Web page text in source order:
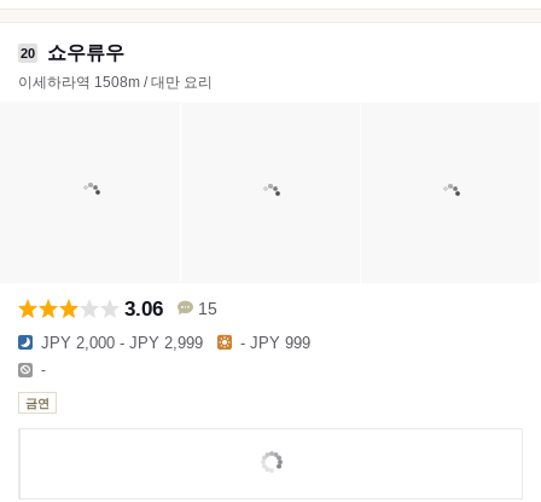
20 쇼우류우
이세하라역 1508m / 대만 요리
3.06 15
JPY 2,000 - JPY 2,999 - JPY 999
-
금연